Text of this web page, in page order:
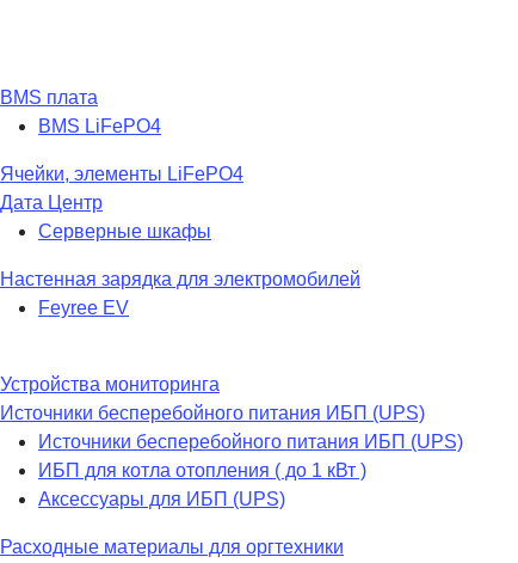
BMS плата
BMS LiFePO4
Ячейки, элементы LiFePO4
Дата Центр
Серверные шкафы
Настенная зарядка для электромобилей
Feyree EV
Устройства мониторинга
Источники бесперебойного питания ИБП (UPS)
Источники бесперебойного питания ИБП (UPS)
ИБП для котла отопления ( до 1 кВт )
Аксессуары для ИБП (UPS)
Расходные материалы для оргтехники